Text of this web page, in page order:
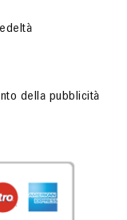
della pubblicità